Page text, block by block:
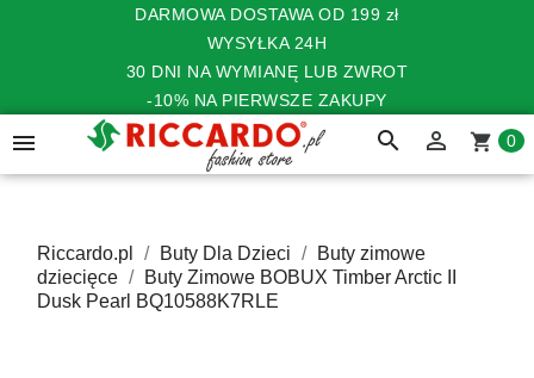
DARMOWA DOSTAWA OD 199 zł
WYSYŁKA 24H
30 DNI NA WYMIANĘ LUB ZWROT
-10% NA PIERWSZE ZAKUPY
 search  shopping_cart 0
Riccardo.pl Buty Dla Dzieci
Buty zimowe
dziecięce
Buty Zimowe BOBUX Timber Arctic II
Dusk Pearl BQ10588K7RLE